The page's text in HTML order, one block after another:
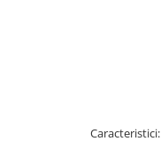
Caracteristici: